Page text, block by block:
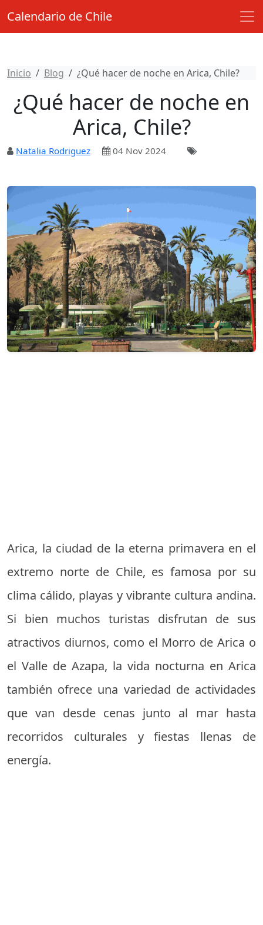
Calendario de Chile
Inicio Blog ¿Qué hacer de noche en Arica, Chile?
¿Qué hacer de noche en
Arica, Chile?
Natalia Rodriguez 04 Nov 2024
Arica, la ciudad de la eterna primavera en el
extremo norte de Chile, es famosa por su
clima cálido, playas y vibrante cultura andina.
Si bien muchos turistas disfrutan de sus
atractivos diurnos, como el Morro de Arica o
el Valle de Azapa, la vida nocturna en Arica
también ofrece una variedad de actividades
que van desde cenas junto al mar hasta
recorridos culturales y fiestas llenas de
energía.